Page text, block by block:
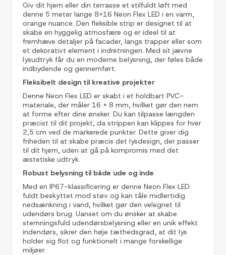
Giv dit hjem eller din terrasse et stilfuldt løft med
denne 5 meter lange 8x16 Neon Flex LED i en varm,
orange nuance. Den fleksible strip er designet til at
skabe en hyggelig atmosfære og er ideel til at
fremhæve detaljer på facader, langs trapper eller som
et dekorativt element i indretningen. Med sit jævne
lysudtryk får du en moderne belysning, der føles både
indbydende og gennemført.
Fleksibelt design til kreative projekter
Denne Neon Flex LED er skabt i et holdbart PVC-
materiale, der måler 16 x 8 mm, hvilket gør den nem
at forme efter dine ønsker. Du kan tilpasse længden
præcist til dit projekt, da strippen kan klippes for hver
2,5 cm ved de markerede punkter. Dette giver dig
friheden til at skabe præcis det lysdesign, der passer
til dit hjem, uden at gå på kompromis med det
æstetiske udtryk.
Robust belysning til både ude og inde
Med en IP67-klassificering er denne Neon Flex LED
fuldt beskyttet mod støv og kan tåle midlertidig
nedsænkning i vand, hvilket gør den velegnet til
udendørs brug. Uanset om du ønsker at skabe
stemningsfuld udendørsbelysning eller en unik effekt
indendørs, sikrer den høje tæthedsgrad, at dit lys
holder sig flot og funktionelt i mange forskellige
miljøer.